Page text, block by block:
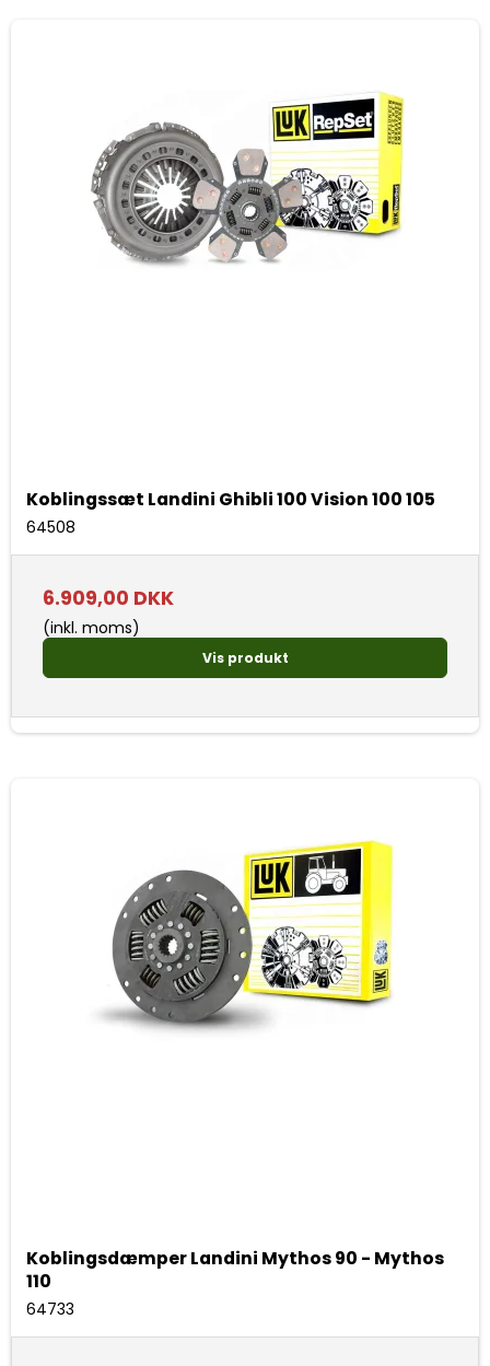
Koblingssæt Landini Ghibli 100 Vision 100 105
64508
6.909,00 DKK
(inkl. moms)
Vis produkt
Koblingsdæmper Landini Mythos 90 - Mythos
110
64733